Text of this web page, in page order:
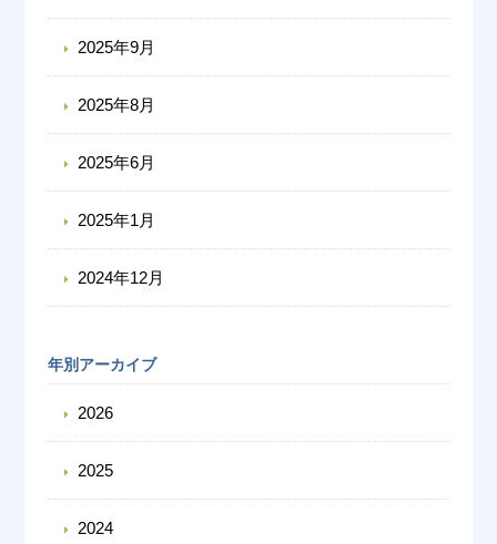
2025年9月
2025年8月
2025年6月
2025年1月
2024年12月
年別アーカイブ
2026
2025
2024